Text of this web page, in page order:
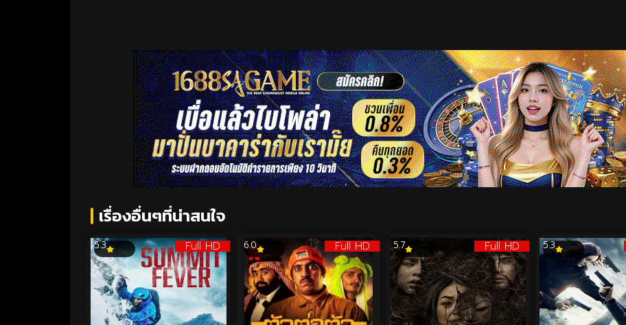
เรื่องอื่นๆที่น่าสนใจ
Full HD
5.3 Full HD
6.0 Full HD
5.7 5.3